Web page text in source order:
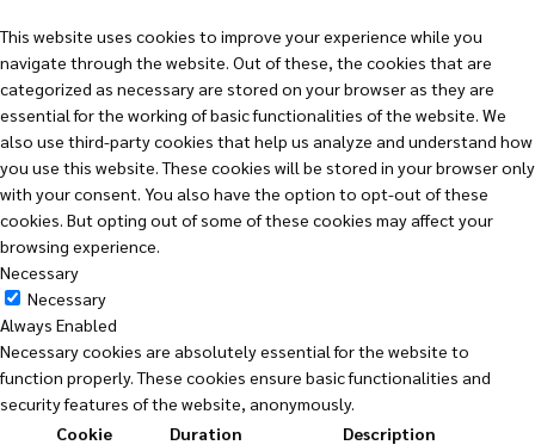
This website uses cookies to improve your experience while you
navigate through the website. Out of these, the cookies that are
categorized as necessary are stored on your browser as they are
essential for the working of basic functionalities of the website. We
also use third-party cookies that help us analyze and understand how
you use this website. These cookies will be stored in your browser only
with your consent. You also have the option to opt-out of these
cookies. But opting out of some of these cookies may affect your
browsing experience.
Necessary
Necessary
Always Enabled
Necessary cookies are absolutely essential for the website to
function properly. These cookies ensure basic functionalities and
security features of the website, anonymously.
Cookie
Duration Description